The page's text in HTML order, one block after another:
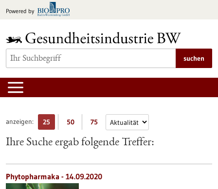
Inhalt
Powered by
suchen
anzeigen: 25 50 75
Ihre Suche ergab folgende Treffer:
Phytopharmaka - 14.09.2020